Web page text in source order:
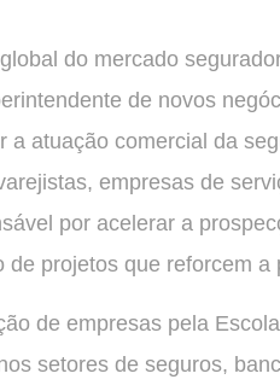
do mercado
de novos
a atuação comercial da
empresas de
por acelerar a
de projetos que reforcem
de empresas pela
setores de seguros,